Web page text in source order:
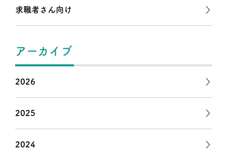
求職者さん向け
アーカイブ
2026
2025
2024